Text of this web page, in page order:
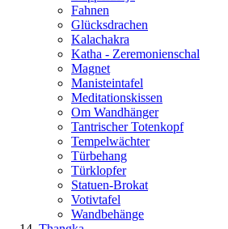
Fahnen
Glücksdrachen
Kalachakra
Katha - Zeremonienschal
Magnet
Manisteintafel
Meditationskissen
Om Wandhänger
Tantrischer Totenkopf
Tempelwächter
Türbehang
Türklopfer
Statuen-Brokat
Votivtafel
Wandbehänge